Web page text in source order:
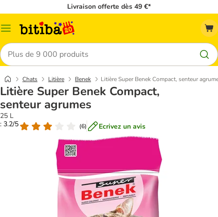
Livraison offerte dès 49 €*
Menu
Rechercher
Chats Litière Benek Litière Super Benek Compact, senteur
Litière Super Benek Compact,
senteur agrumes
25 L
: 3.2/5
(6) Ecrivez un avis